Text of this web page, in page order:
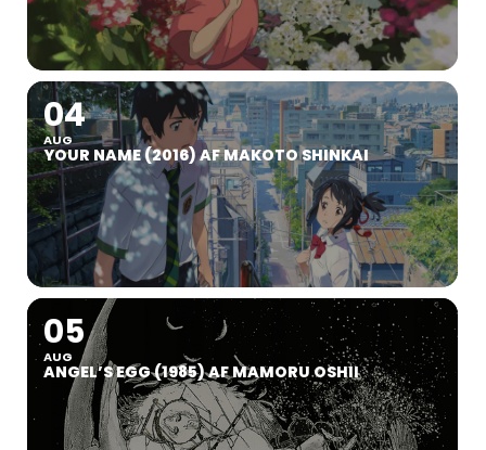
04
AUG
YOUR NAME (2016) AF MAKOTO SHINKAI
05
AUG
ANGEL’S EGG (1985) AF MAMORU OSHII